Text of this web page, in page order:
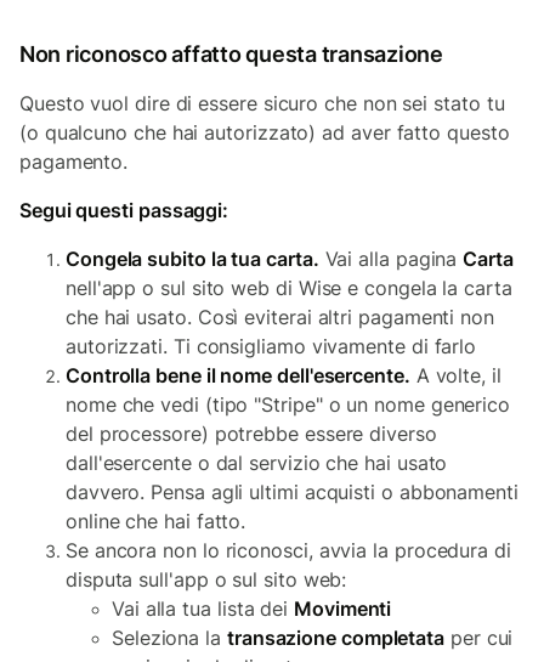
Non riconosco affatto questa transazione
Questo vuol dire di essere sicuro che non sei stato tu
(o qualcuno che hai autorizzato) ad aver fatto questo
pagamento.
Segui questi passaggi:
Congela subito la tua carta. Vai alla paginaCarta
nell'app o sul sito web di Wise e congela la carta
che hai usato. Così eviterai altri pagamenti non
autorizzati. Ti consigliamo vivamente di farlo
Controlla bene il nome dell'esercente. A volte, il
nome che vedi (tipo "Stripe" o un nome generico
del processore) potrebbe essere diverso
dall'esercente o dal servizio che hai usato
davvero. Pensa agli ultimi acquisti o abbonamenti
online che hai fatto.
Se ancora non lo riconosci, avvia la procedura di
disputa sull'app o sul sito web:
Vai alla tua lista dei Movimenti
Seleziona la transazione completata per cui